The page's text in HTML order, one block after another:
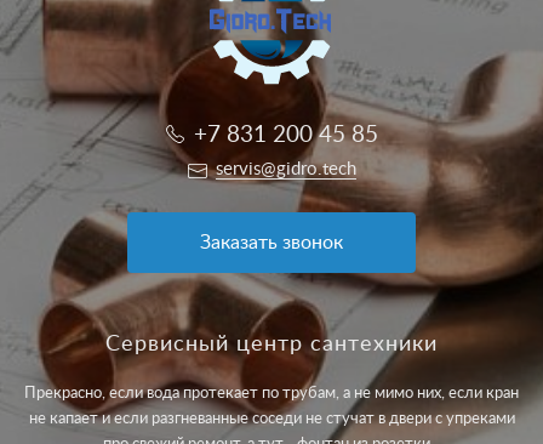
+7 831 200 45 85
servis@gidro.tech
Заказать звонок
Сервисный центр сантехники
Прекрасно, если вода протекает по трубам, а не мимо них, если кран
не капает и если разгневанные соседи не стучат в двери с упреками